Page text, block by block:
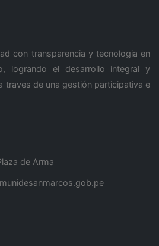
con transparencia y tecnologia en
logrando el desarrollo integral y
traves de una gestión participativa e
de Arma